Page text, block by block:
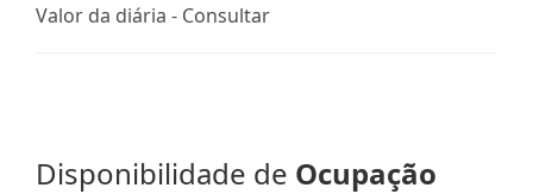
Valor da diária - Consultar
Disponibilidade de Ocupação